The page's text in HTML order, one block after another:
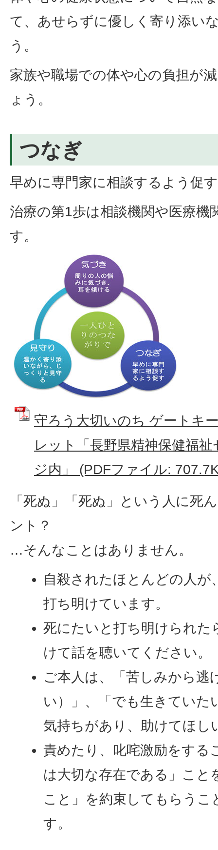
て、あせらずに優しく寄り添い
う。
家族や職場での体や心の負担が
ょう。
つなぎ
早めに専門家に相談するよう促
治療の第1歩は相談機関や医療機
す。
守ろう大切いのち ゲートキ
レット「長野県精神保健福
ジ内」 (PDFファイル:
「死ぬ」「死ぬ」という人に死
ント？
…そんなことはありません。
自殺されたほとんどの人が
打ち明けています。
死にたいと打ち明けられた
けて話を聴いてください。
ご本人は、「苦しみから逃
い）」、「でも生きていた
気持ちがあり、助けてほし
責めたり、叱咤激励をする
は大切な存在である」こと
こと」を約束してもらうこ
す。